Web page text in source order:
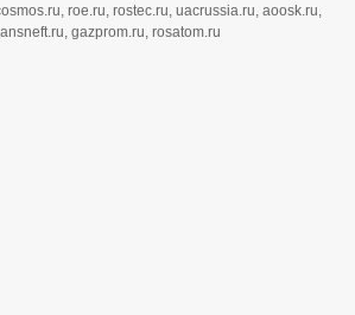
roe.ru, rostec.ru, uacrussia.ru, aoosk.ru,
gazprom.ru, rosatom.ru